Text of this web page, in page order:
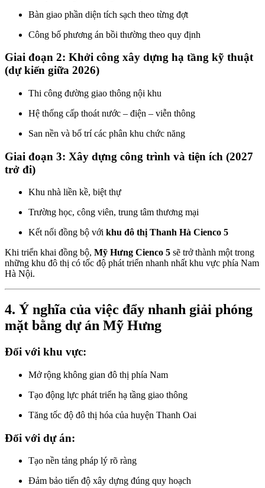
Bàn giao phần diện tích sạch theo từng đợt
Công bố phương án bồi thường theo quy định
Giai đoạn 2: Khởi công xây dựng hạ tầng kỹ thuật
(dự kiến giữa 2026)
Thi công đường giao thông nội khu
Hệ thống cấp thoát nước – điện – viễn thông
San nền và bố trí các phân khu chức năng
Giai đoạn 3: Xây dựng công trình và tiện ích (2027
trở đi)
Khu nhà liền kề, biệt thự
Trường học, công viên, trung tâm thương mại
Kết nối đồng bộ với khu đô thị Thanh Hà Cienco 5
Khi triển khai đồng bộ, Mỹ Hưng Cienco 5 sẽ trở thành một trong
những khu đô thị có tốc độ phát triển nhanh nhất khu vực phía Nam
Hà Nội.
4. Ý nghĩa của việc đẩy nhanh giải phóng
mặt bằng dự án Mỹ Hưng
Đối với khu vực:
Mở rộng không gian đô thị phía Nam
Tạo động lực phát triển hạ tầng giao thông
Tăng tốc độ đô thị hóa của huyện Thanh Oai
Đối với dự án:
Tạo nền tảng pháp lý rõ ràng
Đảm bảo tiến độ xây dựng đúng quy hoạch